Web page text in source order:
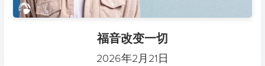
福音改变一切
2026年2月21日